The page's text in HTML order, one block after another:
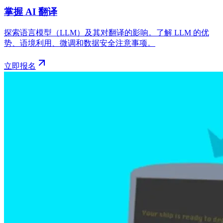
掌握 AI 翻译
探索语言模型（LLM）及其对翻译的影响。了解 LLM 的优
势、语境利用、微调和数据安全注意事项。
立即报名